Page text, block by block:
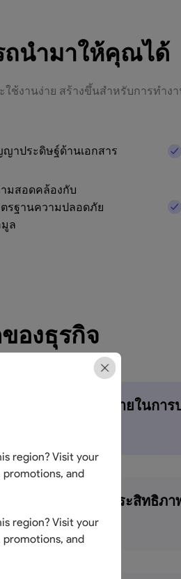
region? Visit your
and
region? Visit your
and
ถนำมาให้คุณได้
ใช้งานง่าย สร้างขึ้นสำหรับการทำ
าประดิษฐ์ด้านเอกสาร
มสอดคล้องกับ
รฐานความปลอดภัย
ล
องธุรกิจ
ลดค่าใช้จ่ายในกา
ปรับปรุงประสิทธิภ
55%